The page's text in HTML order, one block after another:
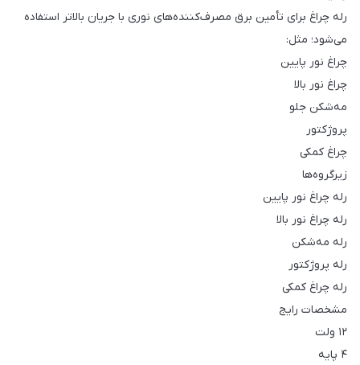
رله چراغ برای تأمین برق مصرف‌کننده‌های نوری با جریان بالاتر استفاده
می‌شود؛ مثل:
چراغ نور پایین
چراغ نور بالا
مه‌شکن جلو
پروژکتور
چراغ کمکی
زیرگروه‌ها
رله چراغ نور پایین
رله چراغ نور بالا
رله مه‌شکن
رله پروژکتور
رله چراغ کمکی
مشخصات رایج
۱۲ ولت
۴ پایه